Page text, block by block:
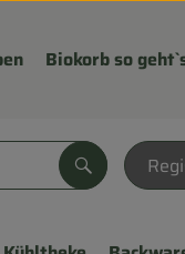
Biokorb so
Suchen